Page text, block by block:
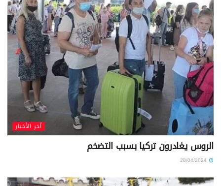
آخر الأخبار
الروس يغادرون تركيا بسبب التضخم